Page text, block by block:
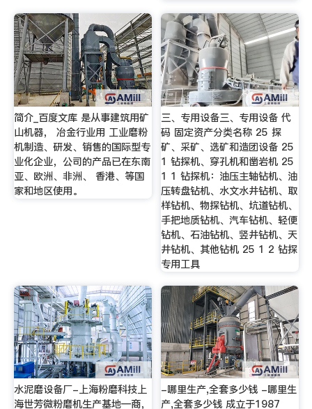
简介_百度文库 是从事建筑用矿
山机器， 冶金行业用 工业磨粉
机制造、研发、销售的国际型专
业化企业，公司的产品已在东南
亚、欧洲、非洲、 香港、等国
家和地区使用。
三、专用设备三、专用设备 代
码 固定资产分类名称 25 探
矿、采矿、选矿和造团设备 25
1 钻探机、穿孔机和凿岩机 25
1 1 钻探机：油压主轴钻机、油
压转盘钻机、水文水井钻机、取
样钻机、物探钻机、坑道钻机、
手把地质钻机、汽车钻机、轻便
钻机、石油钻机、竖井钻机、天
井钻机、其他钻机 25 1 2 钻探
专用工具
水泥磨设备厂-上海粉磨科技上
海世芳微粉磨机生产基地—商，
-哪里生产,全套多少钱 -哪里生
产,全套多少钱 成立于1987